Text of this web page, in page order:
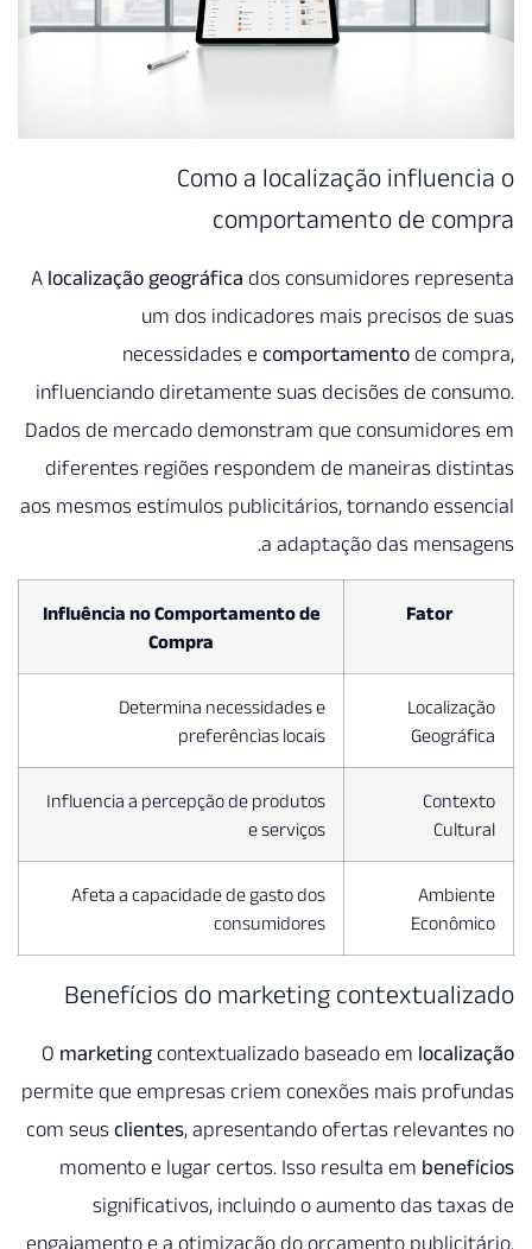
Como a
Alocalização geográficados
um dos
necessidades e
influenciando diretamente
Dados de mercado
diferentes regiões
aos mesmos estímulos
a
Influência no Comportamento
Determina
preferências
Influencia a percepção de
e
Afeta a capacidade de gasto
Benefícios do
Omarketingcontextualizado
permite que empresas criem
com seusclientes,
momento e lugar certos.
significativos, incluindo
engajamento e a otimização